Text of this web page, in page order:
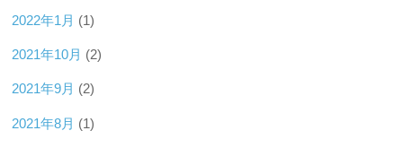
2022年1月 (1)
2021年10月 (2)
2021年9月 (2)
2021年8月 (1)